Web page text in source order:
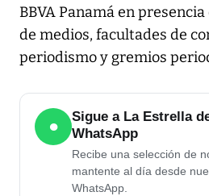
BBVA Panamá en
de medios, facultades de
periodismo y gremios
●
Sigue a La Estrella
WhatsApp
Recibe una selección de
mantente al día desde
WhatsApp.